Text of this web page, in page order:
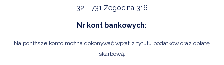
32 - 731 Żegocina 316
Nr kont bankowych:
Na poniższe konto można dokonywać wpłat z tytułu podatków oraz opłatę
skarbową: